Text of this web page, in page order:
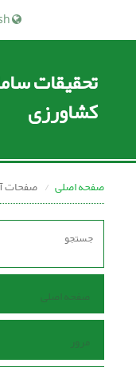
تحقیقات
کشاورزی
صفحه اصلی صفحات
صفحه اصلی
مرور